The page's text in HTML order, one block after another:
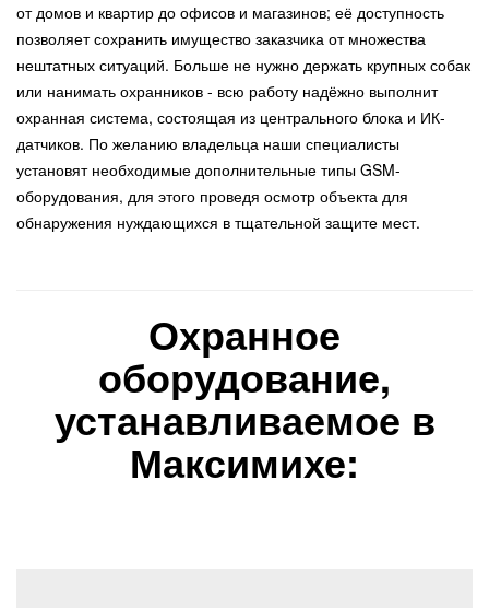
от домов и квартир до офисов и магазинов; её доступность
позволяет сохранить имущество заказчика от множества
нештатных ситуаций. Больше не нужно держать крупных собак
или нанимать охранников - всю работу надёжно выполнит
охранная система, состоящая из центрального блока и ИК-
датчиков. По желанию владельца наши специалисты
установят необходимые дополнительные типы GSM-
оборудования, для этого проведя осмотр объекта для
обнаружения нуждающихся в тщательной защите мест.
Охранное
оборудование,
устанавливаемое в
Максимихе: